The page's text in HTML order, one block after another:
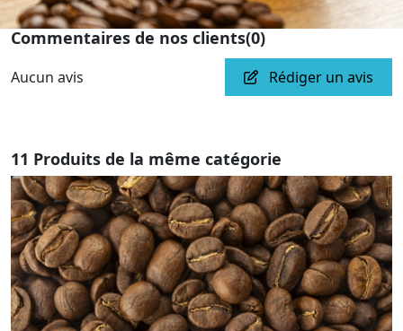
Commentaires de nos clients(0)
Aucun avis Rédiger un avis
11 Produits de la même catégorie